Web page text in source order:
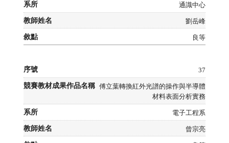
通識中心
劉岳峰
良等
37
傅立葉轉換紅外光譜的操作與半導體
材料表面分析實務
電子工程系
曾宗亮